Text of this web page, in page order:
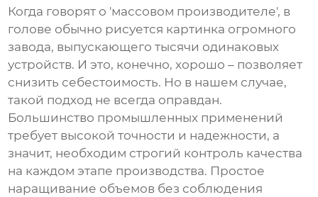
Когда говорят о 'массовом производителе', в
голове обычно рисуется картинка огромного
завода, выпускающего тысячи одинаковых
устройств. И это, конечно, хорошо – позволяет
снизить себестоимость. Но в нашем случае,
такой подход не всегда оправдан.
Большинство промышленных применений
требует высокой точности и надежности, а
значит, необходим строгий контроль качества
на каждом этапе производства. Простое
наращивание объемов без соблюдения